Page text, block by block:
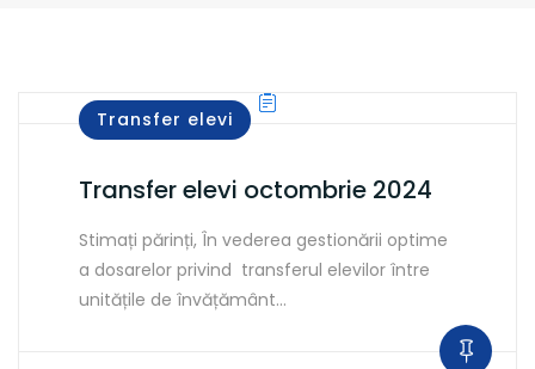
Transfer elevi
Transfer elevi octombrie 2024
Stimați părinți, În vederea gestionării optime
a dosarelor privind transferul elevilor între
unitățile de învățământ…